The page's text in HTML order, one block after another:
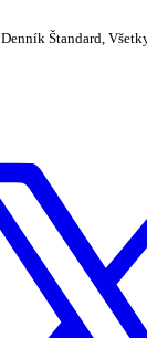
Denník Štandard,